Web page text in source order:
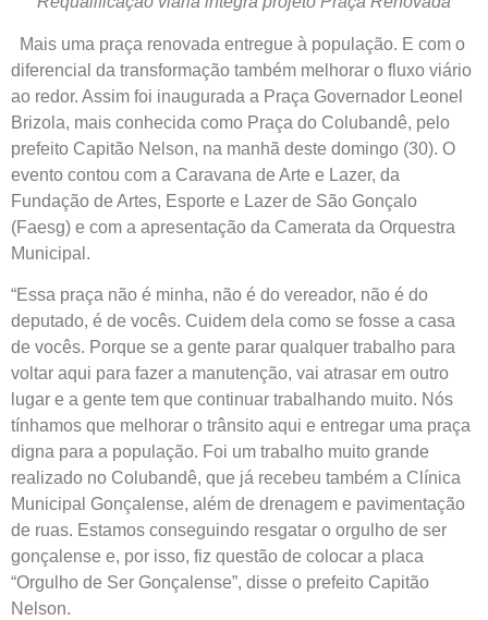
Mais uma praça renovada entregue à população. E com o
diferencial da transformação também melhorar o fluxo viário
ao redor. Assim foi inaugurada a Praça Governador Leonel
Brizola, mais conhecida como Praça do Colubandê, pelo
prefeito Capitão Nelson, na manhã deste domingo (30). O
evento contou com a Caravana de Arte e Lazer, da
Fundação de Artes, Esporte e Lazer de São Gonçalo
(Faesg) e com a apresentação da Camerata da Orquestra
Municipal.
“Essa praça não é minha, não é do vereador, não é do
deputado, é de vocês. Cuidem dela como se fosse a casa
de vocês. Porque se a gente parar qualquer trabalho para
voltar aqui para fazer a manutenção, vai atrasar em outro
lugar e a gente tem que continuar trabalhando muito. Nós
tínhamos que melhorar o trânsito aqui e entregar uma praça
digna para a população. Foi um trabalho muito grande
realizado no Colubandê, que já recebeu também a Clínica
Municipal Gonçalense, além de drenagem e pavimentação
de ruas. Estamos conseguindo resgatar o orgulho de ser
gonçalense e, por isso, fiz questão de colocar a placa
“Orgulho de Ser Gonçalense”, disse o prefeito Capitão
Nelson.